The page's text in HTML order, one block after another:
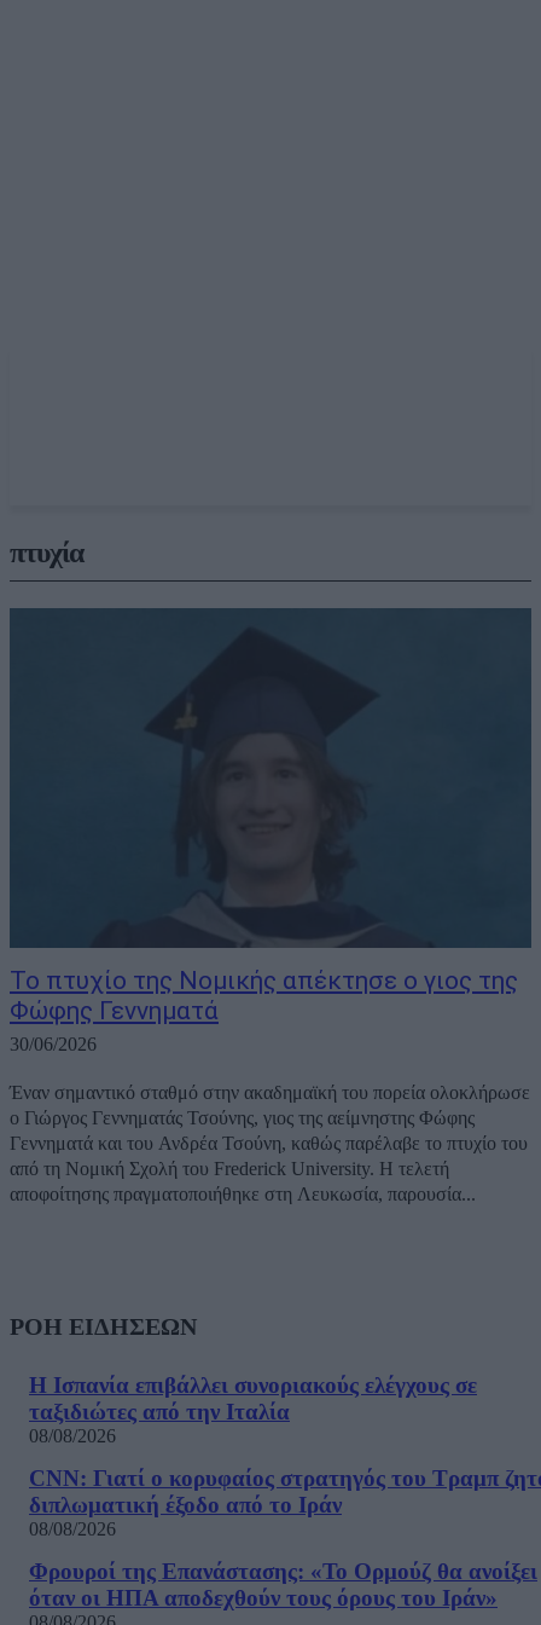
πτυχία
Το πτυχίο της Νομικής απέκτησε ο γιος της
Φώφης Γεννηματά
30/06/2026
Έναν σημαντικό σταθμό στην ακαδημαϊκή του πορεία ολοκλήρωσε
ο Γιώργος Γεννηματάς Τσούνης, γιος της αείμνηστης Φώφης
Γεννηματά και του Ανδρέα Τσούνη, καθώς παρέλαβε το πτυχίο του
από τη Νομική Σχολή του Frederick University. Η τελετή
αποφοίτησης πραγματοποιήθηκε στη Λευκωσία, παρουσία...
ΡΟΗ ΕΙΔΗΣΕΩΝ
Η Ισπανία επιβάλλει συνοριακούς ελέγχους σε
ταξιδιώτες από την Ιταλία
08/08/2026
CNN: Γιατί ο κορυφαίος στρατηγός του Τραμπ
διπλωματική έξοδο από το Ιράν
08/08/2026
Φρουροί της Επανάστασης: «Το Ορμούζ θα ανοίξει
όταν οι ΗΠΑ αποδεχθούν τους όρους του Ιράν»